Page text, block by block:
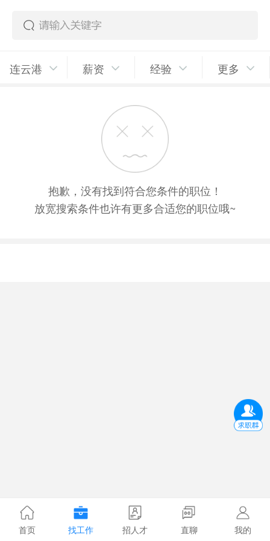
连云港 薪资 经验 更多
抱歉，没有找到符合您条件的职位！
放宽搜索条件也许有更多合适您的职位哦~
首页 找工作 招人才 直聊 我的